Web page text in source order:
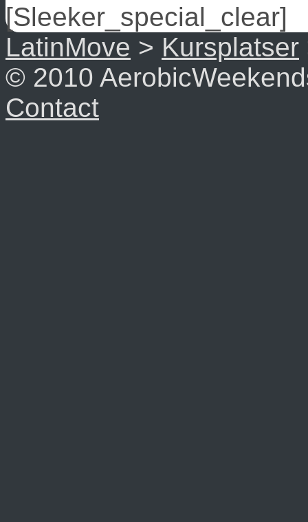
[Sleeker_special_clear]
LatinMove > Kursplatser
© 2010
Contact